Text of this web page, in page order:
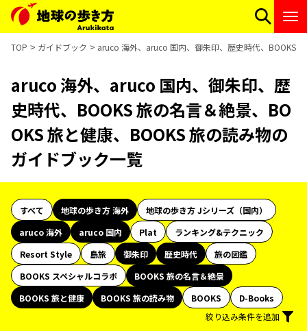
TOP ガイドブック aruco 海外、aruco 国内、御朱印、歴史時代、BOOKS
aruco 海外、aruco 国内、御朱印、歴
史時代、BOOKS 旅の名言＆絶景、BO
OKS 旅と健康、BOOKS 旅の読み物の
ガイドブック一覧
すべて 地球の歩き方 海外
地球の歩き方 Jシリーズ（国内）
aruco 海外
aruco 国内 Plat
ランキング&テクニック
Resort Style
島旅 御朱印 歴史時代
旅の図鑑
BOOKS スペシャルコラボ
BOOKS 旅の名言＆絶景
BOOKS 旅と健康
BOOKS 旅の読み物 BOOKS
D-Books
絞り込み条件を追加